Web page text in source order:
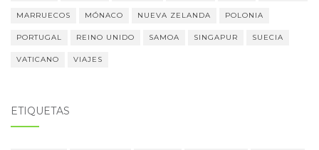
MARRUECOS MÓNACO NUEVA ZELANDA POLONIA
PORTUGAL REINO UNIDO SAMOA SINGAPUR SUECIA
VATICANO VIAJES
ETIQUETAS